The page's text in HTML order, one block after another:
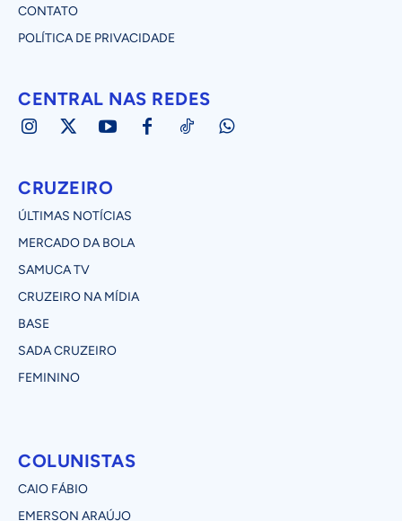
CONTATO
POLÍTICA DE PRIVACIDADE
CENTRAL NAS REDES
CRUZEIRO
ÚLTIMAS NOTÍCIAS
MERCADO DA BOLA
SAMUCA TV
CRUZEIRO NA MÍDIA
BASE
SADA CRUZEIRO
FEMININO
COLUNISTAS
CAIO FÁBIO
EMERSON ARAÚJO